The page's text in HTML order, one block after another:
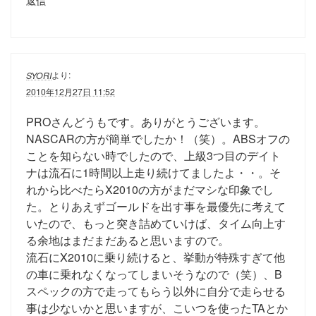
SYORIより:
2010年12月27日 11:52
PROさんどうもです。ありがとうございます。
NASCARの方が簡単でしたか！（笑）。ABSオフの
ことを知らない時でしたので、上級3つ目のデイト
ナは流石に1時間以上走り続けてましたよ・・。そ
れから比べたらX2010の方がまだマシな印象でし
た。とりあえずゴールドを出す事を最優先に考えて
いたので、もっと突き詰めていけば、タイム向上す
る余地はまだまだあると思いますので。
流石にX2010に乗り続けると、挙動が特殊すぎて他
の車に乗れなくなってしまいそうなので（笑）、B
スペックの方で走ってもらう以外に自分で走らせる
事は少ないかと思いますが、こいつを使ったTAとか